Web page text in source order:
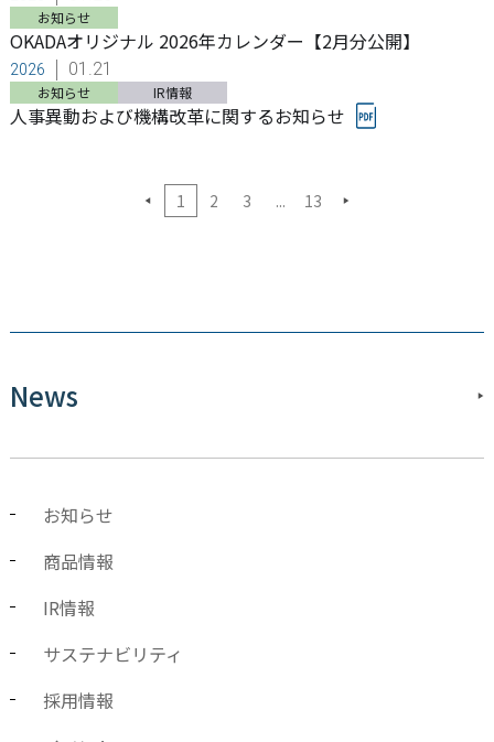
お知らせ
OKADAオリジナル 2026年カレンダー【2月分公開】
2026 01.21
お知らせ IR情報
人事異動および機構改革に関するお知らせ
1 2 3 ... 13
News
お知らせ
商品情報
IR情報
サステナビリティ
採用情報